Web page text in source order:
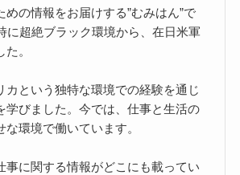
めの情報をお届けする”むみはん”で
に超絶ブラック環境から、在日米軍
。
カという独特な環境での経験を通じ
学びました。今では、仕事と生活の
環境で働いています。
事に関する情報がどこにも載ってい